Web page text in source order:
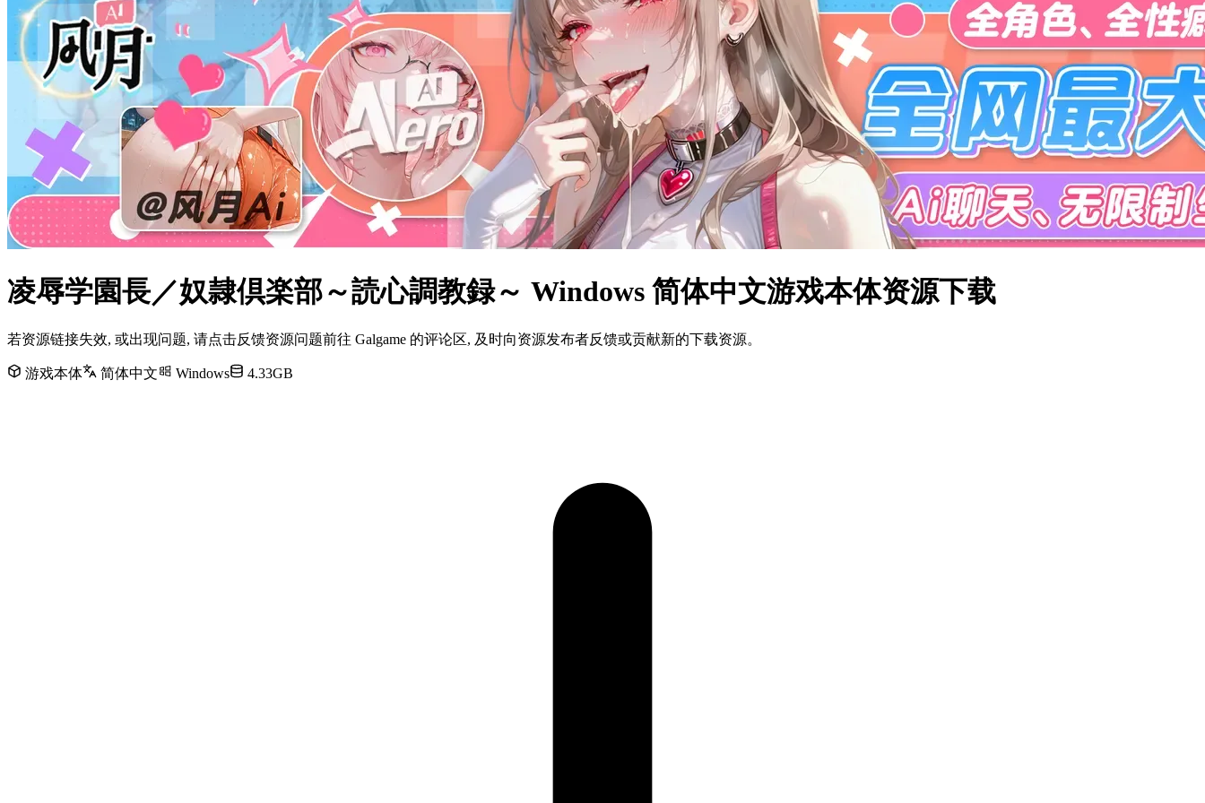
凌辱学園長／奴隷倶楽部～読心調教録～ Windows 简体中文游戏本体资源下载
若资源链接失效, 或出现问题, 请点击反馈资源问题前往 Galgame 的评论区, 及时向资源发布者反馈或贡献新的下载资源。
游戏本体 简体中文 Windows 4.33GB